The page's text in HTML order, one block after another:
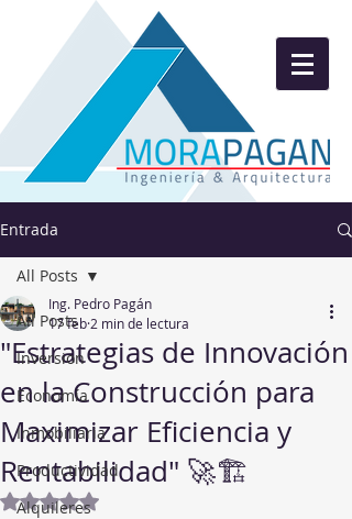
Entrada
All Posts
Inversion
Economía
Inmobiliaria
Productividad
Alquileres
All Posts
"Estrategias de Innovación
en la Construcción para
Maximizar Eficiencia y
Rentabilidad" 🚀🏗️
Ing. Pedro Pagán
17 feb 2 min de lectura
Obtuvo NaN de 5 estrellas.